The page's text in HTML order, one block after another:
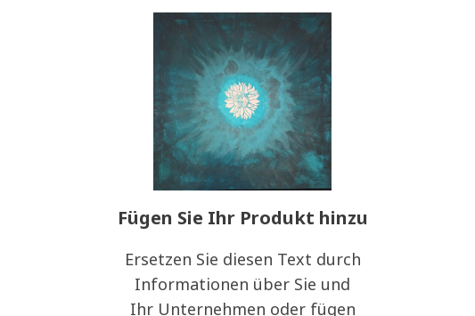
Fügen Sie Ihr Produkt hinzu
Ersetzen Sie diesen Text durch
Informationen über Sie und
Ihr Unternehmen oder fügen